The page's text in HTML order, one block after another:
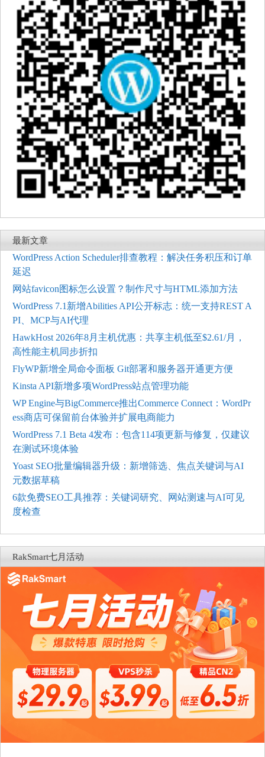
最新文章
WordPress Action Scheduler排查教程：解决任务积压和订单
延迟
网站favicon图标怎么设置？制作尺寸与HTML添加方法
WordPress 7.1新增Abilities API公开标志：统一支持REST A
PI、MCP与AI代理
HawkHost 2026年8月主机优惠：共享主机低至$2.61/月，
高性能主机同步折扣
FlyWP新增全局命令面板 Git部署和服务器开通更方便
Kinsta API新增多项WordPress站点管理功能
WP Engine与BigCommerce推出Commerce Connect：WordPr
ess商店可保留前台体验并扩展电商能力
WordPress 7.1 Beta 4发布：包含114项更新与修复，仅建议
在测试环境体验
Yoast SEO批量编辑器升级：新增筛选、焦点关键词与AI
元数据草稿
6款免费SEO工具推荐：关键词研究、网站测速与AI可见
度检查
RakSmart七月活动